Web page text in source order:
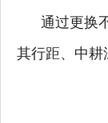
通过更换不
其行距、中耕